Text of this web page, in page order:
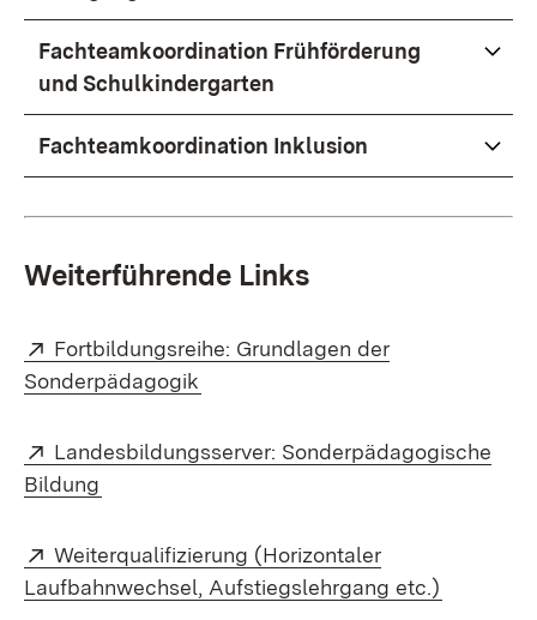
Fachteamkoordination Frühförderung
und Schulkindergarten
Fachteamkoordination Inklusion
Weiterführende Links
External:
Fortbildungsreihe: Grundlagen der
Sonderpädagogik
External:
Landesbildungsserver: Sonderpädagogische
Bildung
External:
Weiterqualifizierung (Horizontaler
Laufbahnwechsel, Aufstiegslehrgang etc.)